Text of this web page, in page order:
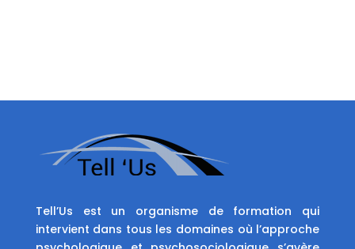
Tell’Us est un organisme de formation qui
intervient dans tous les domaines où l’approche